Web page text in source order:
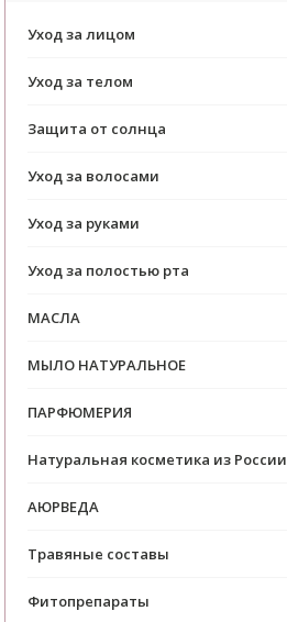
Уход за лицом
Уход за телом
Защита от солнца
Уход за волосами
Уход за руками
Уход за полостью рта
МАСЛА
МЫЛО НАТУРАЛЬНОЕ
ПАРФЮМЕРИЯ
Натуральная косметика из России
АЮРВЕДА
Травяные составы
Фитопрепараты